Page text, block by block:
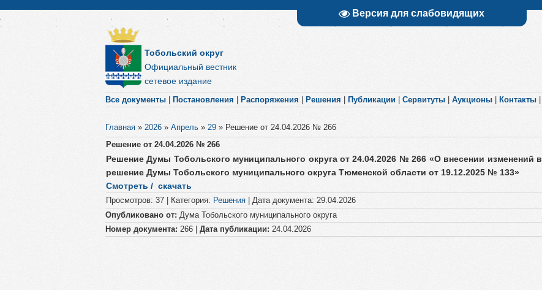
Версия для слабовидящих
Тобольский округ
Официальный вестник
сетевое издание
Все документы Постановления Распоряжения Решения Публикации Сервитуты Аукционы Контакты
Главная » 2026 » Апрель » 29 » Решение от 24.04.2026 № 266
Решение от 24.04.2026 № 266
Решение Думы Тобольского муниципального округа от 24.04.2026 № 266 «О внесении изменений в
решение Думы Тобольского муниципального округа Тюменской области от 19.12.2025 № 133»
Смотреть / скачать
Просмотров: 37 Категория: Решения Дата документа: 29.04.2026
Опубликовано от: Дума Тобольского муниципального округа
Номер документа: 266 | Дата публикации: 24.04.2026